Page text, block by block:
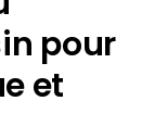
pour
et